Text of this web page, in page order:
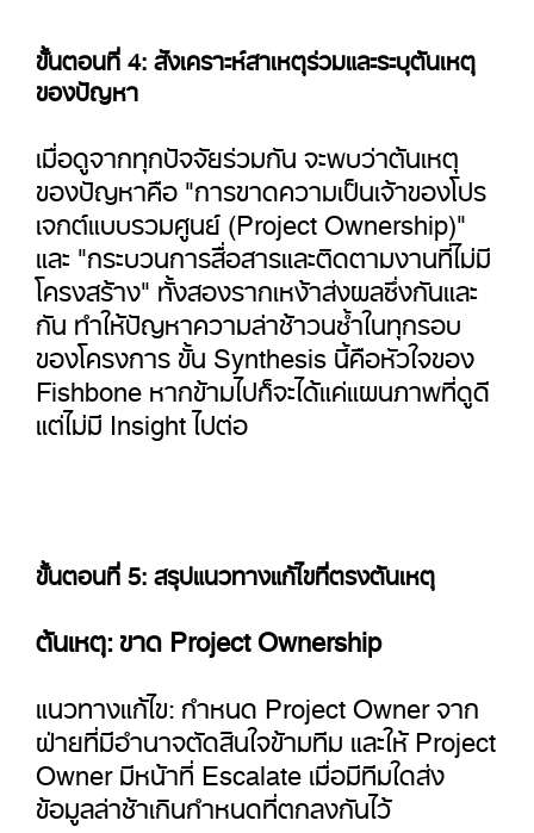
ขั้นตอนที่ 4: สังเคราะห์สาเหตุร่วมและระบุต้นเหตุ
ของปัญหา
เมื่อดูจากทุกปัจจัยร่วมกัน จะพบว่าต้นเหตุ
ของปัญหาคือ "การขาดความเป็นเจ้าของโปร
เจกต์แบบรวมศูนย์ (Project Ownership)"
และ "กระบวนการสื่อสารและติดตามงานที่ไม่มี
โครงสร้าง" ทั้งสองรากเหง้าส่งผลซึ่งกันและ
กัน ทำให้ปัญหาความล่าช้าวนซ้ำในทุกรอบ
ของโครงการ ขั้น Synthesis นี้คือหัวใจของ
Fishbone หากข้ามไปก็จะได้แค่แผนภาพที่ดูดี
แต่ไม่มี Insight ไปต่อ
ขั้นตอนที่ 5: สรุปแนวทางแก้ไขที่ตรงต้นเหตุ
ต้นเหตุ: ขาด Project Ownership
แนวทางแก้ไข: กำหนด Project Owner จาก
ฝ่ายที่มีอำนาจตัดสินใจข้ามทีม และให้ Project
Owner มีหน้าที่ Escalate เมื่อมีทีมใดส่ง
ข้อมูลล่าช้าเกินกำหนดที่ตกลงกันไว้